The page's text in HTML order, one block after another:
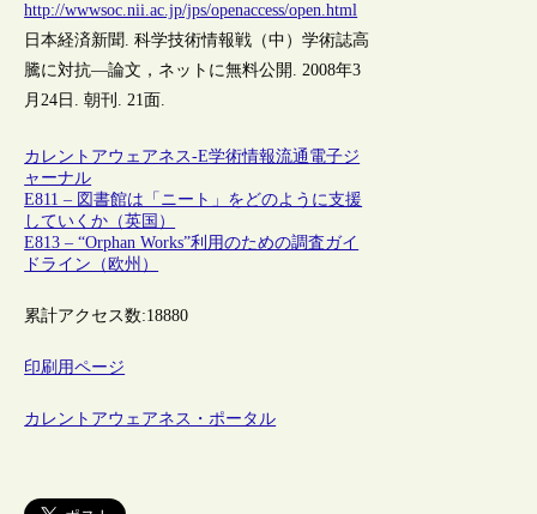
http://wwwsoc.nii.ac.jp/jps/openaccess/open.html
日本経済新聞. 科学技術情報戦（中）学術誌高
騰に対抗―論文，ネットに無料公開. 2008年3
月24日. 朝刊. 21面.
カレントアウェアネス-E学術情報流通 電子ジ
ャーナル
E811 – 図書館は「ニート」をどのように支援
していくか（英国）
E813 – “Orphan Works”利用のための調査ガイ
ドライン（欧州）
累計アクセス数:18880
印刷用ページ
カレントアウェアネス・ポータル